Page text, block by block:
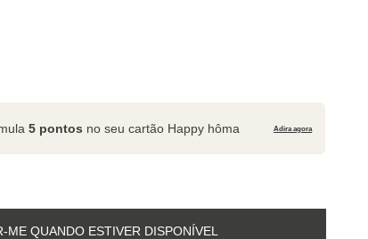
5 pontos no seu cartão Happy hôma Adira agora
ME QUANDO ESTIVER DISPONÍVEL